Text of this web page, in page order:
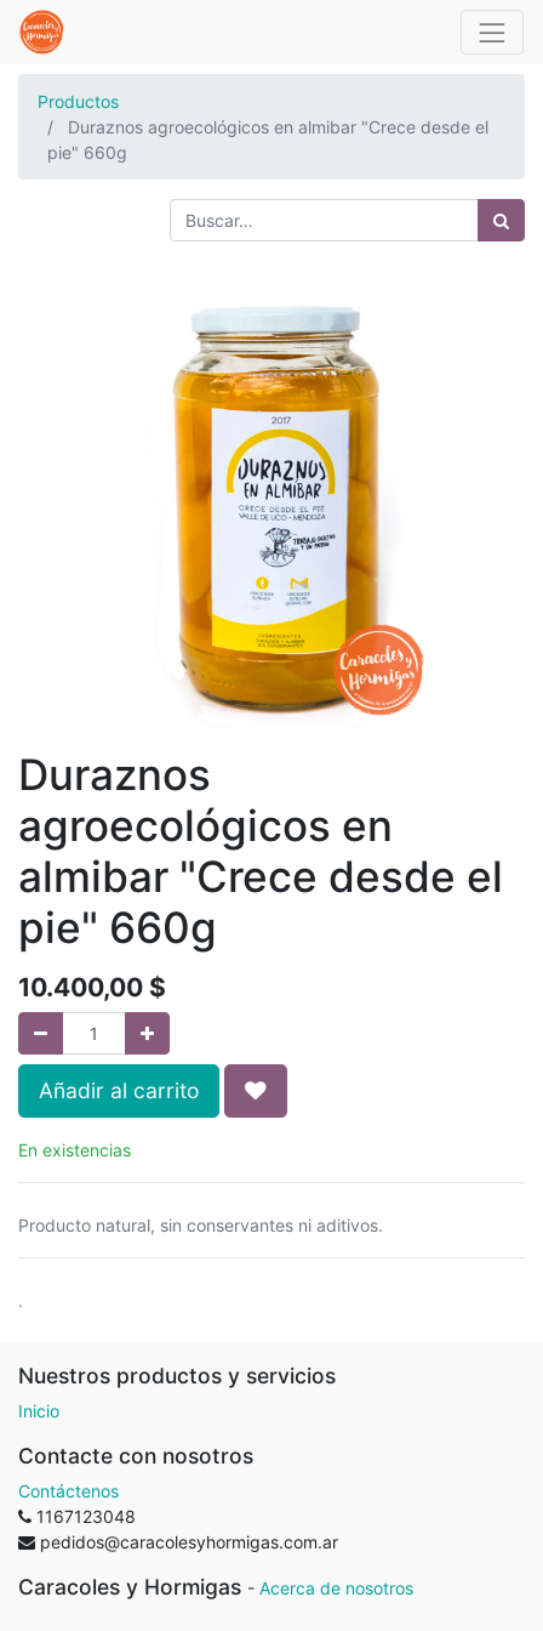
Productos
Duraznos agroecológicos en almibar "Crece desde el
pie" 660g
Duraznos
agroecológicos en
almibar "Crece desde el
pie" 660g
10.400,00 $
Añadir al carrito
En existencias
Producto natural, sin conservantes ni aditivos.
.
Nuestros productos y servicios
Inicio
Contacte con nosotros
Contáctenos
1167123048
pedidos@caracolesyhormigas.com.ar
Caracoles y Hormigas - Acerca de nosotros